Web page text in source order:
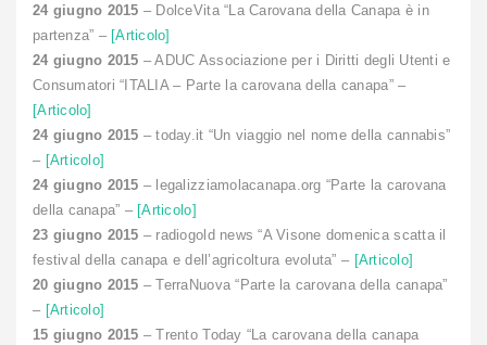
24 giugno 2015 – DolceVita “La Carovana della Canapa è in
partenza” – [Articolo]
24 giugno 2015 – ADUC Associazione per i Diritti degli Utenti e
Consumatori “ITALIA – Parte la carovana della canapa” –
[Articolo]
24 giugno 2015 – today.it “Un viaggio nel nome della cannabis”
– [Articolo]
24 giugno 2015 – legalizziamolacanapa.org “Parte la carovana
della canapa” – [Articolo]
23 giugno 2015 – radiogold news “A Visone domenica scatta il
festival della canapa e dell’agricoltura evoluta” – [Articolo]
20 giugno 2015 – TerraNuova “Parte la carovana della canapa”
– [Articolo]
15 giugno 2015 – Trento Today “La carovana della canapa